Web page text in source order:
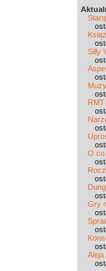
Silly
O co
Gry
Aleja